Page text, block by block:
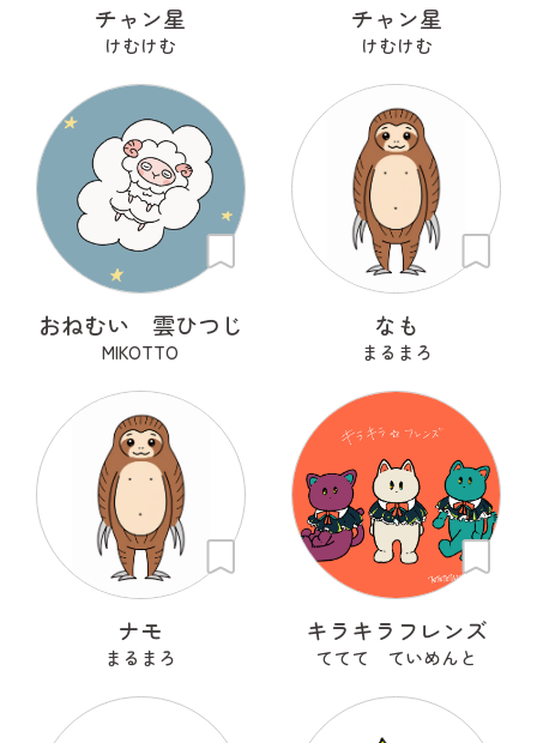
チャン星
けむけむ
チャン星
けむけむ
おねむい 雲ひつじ
MIKOTTO
なも
まるまろ
ナモ
まるまろ
キラキラフレンズ
ててて ていめんと